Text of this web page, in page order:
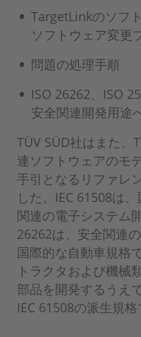
TargetLinkのソフ
ソフトウェア変更
問題の処理手順
ISO 26262、ISO
安全関連開発用途
TÜV SÜD社はまた、
連ソフトウェアのモ
手引となるリファレ
した。IEC 61508は
関連の電子システム
26262は、安全関連
国際的な自動車規格
トラクタおよび機械
部品を開発するうえ
IEC 61508の派生規格